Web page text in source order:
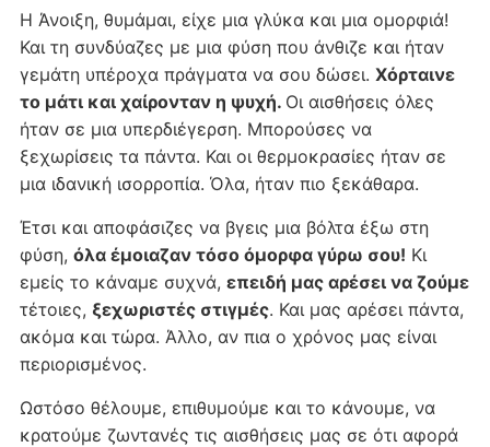
Η Άνοιξη, θυμάμαι, είχε μια γλύκα και μια ομορφιά!
Και τη συνδύαζες με μια φύση που άνθιζε και ήταν
γεμάτη υπέροχα πράγματα να σου δώσει. Χόρταινε
το μάτι και χαίρονταν η ψυχή. Οι αισθήσεις όλες
ήταν σε μια υπερδιέγερση. Μπορούσες να
ξεχωρίσεις τα πάντα. Και οι θερμοκρασίες ήταν σε
μια ιδανική ισορροπία. Όλα, ήταν πιο ξεκάθαρα.
Έτσι και αποφάσιζες να βγεις μια βόλτα έξω στη
φύση, όλα έμοιαζαν τόσο όμορφα γύρω σου! Κι
εμείς το κάναμε συχνά, επειδή μας αρέσει να ζούμε
τέτοιες, ξεχωριστές στιγμές. Και μας αρέσει πάντα,
ακόμα και τώρα. Άλλο, αν πια ο χρόνος μας είναι
περιορισμένος.
Ωστόσο θέλουμε, επιθυμούμε και το κάνουμε, να
κρατούμε ζωντανές τις αισθήσεις μας σε ότι αφορά